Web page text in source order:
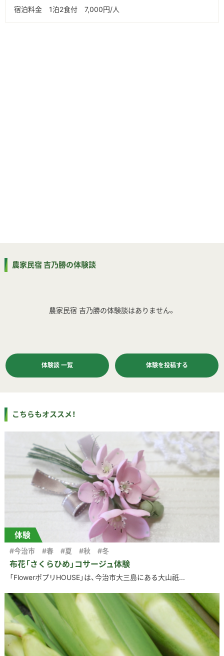
宿泊料金 1泊2食付 7,000円/人
農家民宿 吉乃勝の体験談
農家民宿 吉乃勝の体験談はありません。
体験談 一覧 体験を投稿する
こちらもオススメ！
体験
布花「さくらひめ」コサージュ体験
#今治市 #春 #夏 #秋 #冬
「FlowerポプリHOUSE」は、今治市大三島にある大山祇...